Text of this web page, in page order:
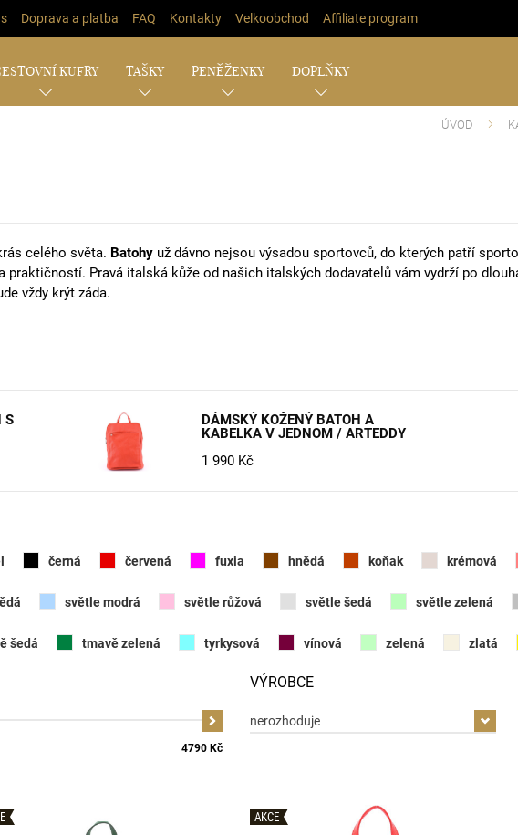
Doprava a platba FAQ Kontakty Velkoobchod Affiliate program
KUFRY TAŠKY PENĚŽENKY DOPLŇKY
ÚVOD
celého světa. Batohy už dávno nejsou výsadou sportovců, do kterých patří
Pravá italská kůže od našich italských dodavatelů vám vydrží po
vždy krýt záda.
S
DÁMSKÝ KOŽENÝ BATOH A
KABELKA V JEDNOM / ARTEDDY
1 990 Kč
černá červená fuxia hnědá koňak krémová
světle modrá světle růžová světle šedá světle zelená
šedá tmavě zelená tyrkysová vínová zelená zlatá
4790 Kč
VÝROBCE
nerozhoduje
AKCE